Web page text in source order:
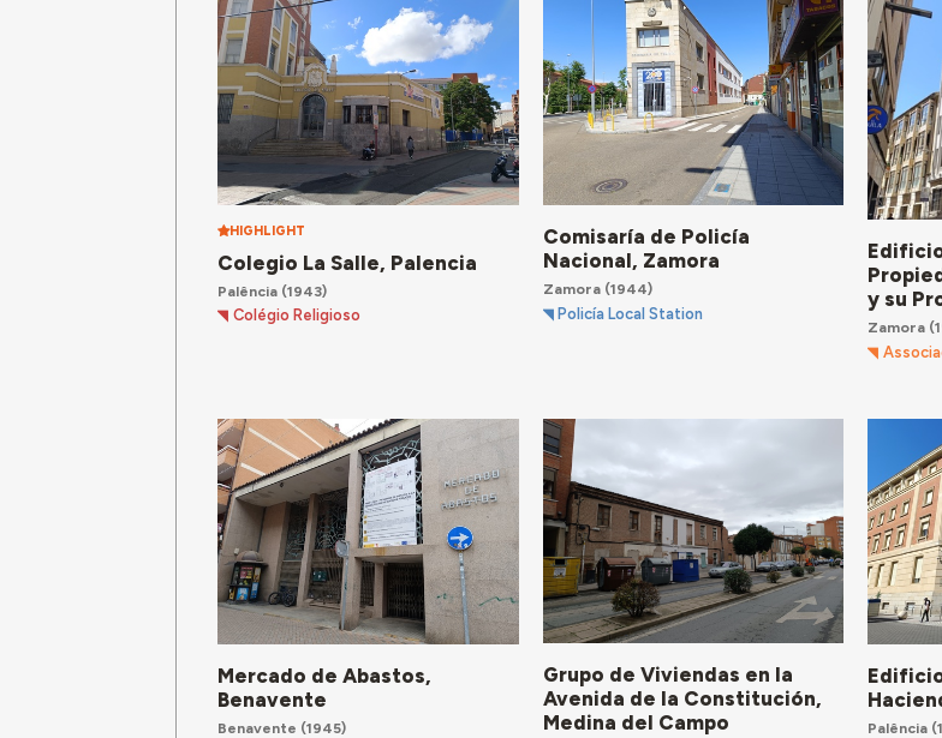
HIGHLIGHT
Colegio La Salle, Palencia
Palência (1943)
Colégio Religioso
Comisaría de Policía
Nacional, Zamora
Zamora(1944)
Policía Local Station
y su
Zamora
Mercado de Abastos,
Benavente
Benavente (1945)
Grupo de Viviendas en la
Avenida de la Constitución,
Medina del Campo
Palência